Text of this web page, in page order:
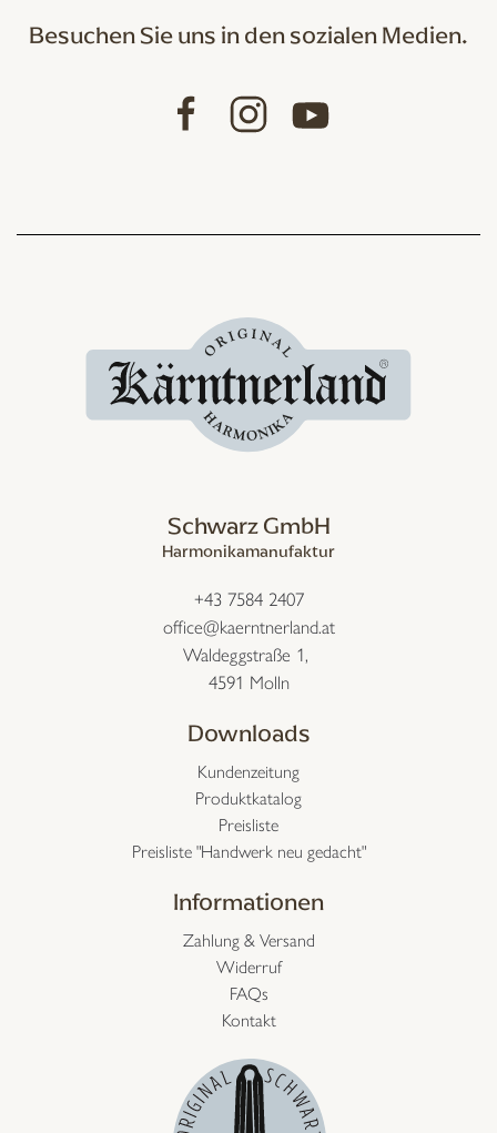
Besuchen Sie uns in den sozialen Medien.
Schwarz GmbH
Harmonikamanufaktur
+43 7584 2407
office@kaerntnerland.at
Waldeggstraße 1,
4591 Molln
Downloads
Kundenzeitung
Produktkatalog
Preisliste
Preisliste "Handwerk neu gedacht"
Informationen
Zahlung & Versand
Widerruf
FAQs
Kontakt